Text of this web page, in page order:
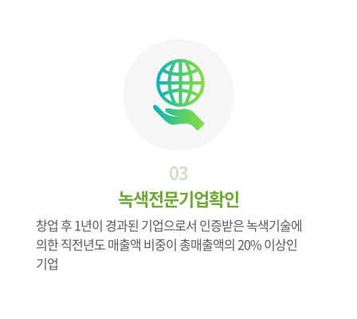
03
녹색전문기업확인
창업 후 1년이 경과된 기업으로서 인증받은 녹색기술에
의한 직전년도 매출액 비중이 총매출액의 20% 이상인
기업